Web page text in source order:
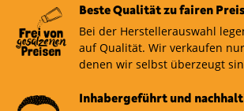
Beste Qualität zu fairen
Bei der Herstellerauswahl
auf Qualität. Wir verkaufen
denen wir selbst überzeugt
Inhabergeführt und